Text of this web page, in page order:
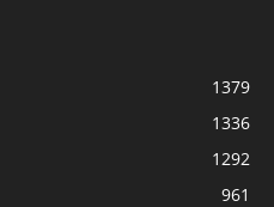
1379
1336
1292
961